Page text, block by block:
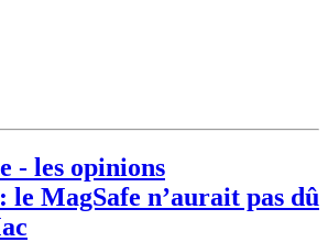
- les opinions
MagSafe n’aurait pas dû